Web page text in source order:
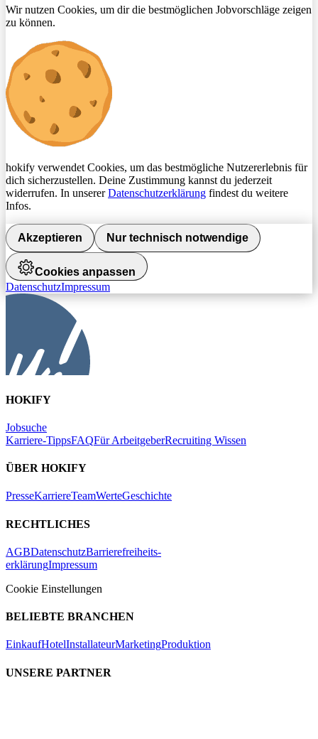
Wir nutzen Cookies, um dir die bestmöglichen Jobvorschläge zeigen
zu können.
hokify verwendet Cookies, um das bestmögliche Nutzererlebnis für
dich sicherzustellen. Deine Zustimmung kannst du jederzeit
widerrufen. In unsererDatenschutzerklärung findest du weitere
Infos.
Akzeptieren Nur technisch notwendige
Cookies anpassen
DatenschutzImpressum
HOKIFY
Jobsuche
Karriere-TippsFAQFür ArbeitgeberRecruiting Wissen
ÜBER HOKIFY
PresseKarriereTeamWerteGeschichte
RECHTLICHES
AGBDatenschutzBarrierefreiheits-
erklärungImpressum
Cookie Einstellungen
BELIEBTE BRANCHEN
EinkaufHotelInstallateurMarketingProduktion
UNSERE PARTNER